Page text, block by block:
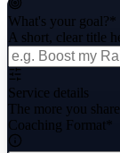
What's your goal?*
A short, clear title
Service details
The more you
Coaching Format*